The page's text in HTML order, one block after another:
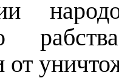
от